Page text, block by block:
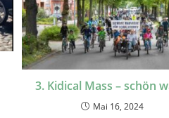
3. Kidical Mass – schön
Mai 16, 2024